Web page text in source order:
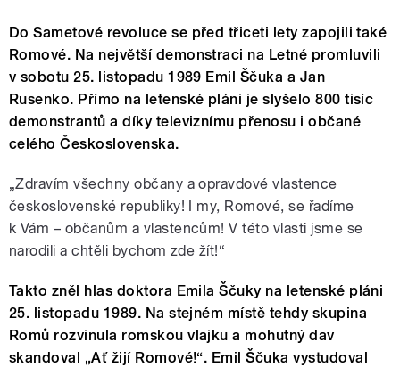
Do Sametové revoluce se před třiceti lety zapojili také
Romové. Na největší demonstraci na Letné promluvili
v sobotu 25. listopadu 1989 Emil Ščuka a Jan
Rusenko. Přímo na letenské pláni je slyšelo 800 tisíc
demonstrantů a díky televiznímu přenosu i občané
celého Československa.
„Zdravím všechny občany a opravdové vlastence
československé republiky! I my, Romové, se řadíme
k Vám – občanům a vlastencům! V této vlasti jsme se
narodili a chtěli bychom zde žít!“
Takto zněl hlas doktora Emila Ščuky na letenské pláni
25. listopadu 1989. Na stejném místě tehdy skupina
Romů rozvinula romskou vlajku a mohutný dav
skandoval „Ať žijí Romové!“. Emil Ščuka vystudoval